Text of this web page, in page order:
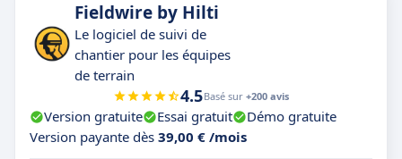
Fieldwire by Hilti
Le logiciel de suivi de
chantier pour les équipes
de terrain
4.5Basé sur +200 avis
Version gratuite Essai gratuit
Démo gratuite
Version payante dès 39,00 € /mois